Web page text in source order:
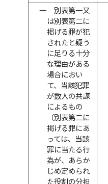
一
別表第一又
は別表第二に
掲げる罪が犯
されたと疑う
に足りる十分
な理由がある
場合におい
て、当該犯罪
が数人の共謀
によるもの
（別表第二に
掲げる罪にあ
っては、当該
罪に当たる行
為が、あらか
じめ定められ
た役割の分担